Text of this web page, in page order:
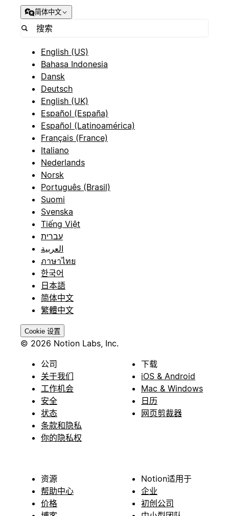
简体中文
English (US)
Bahasa Indonesia
Dansk
Deutsch
English (UK)
Español (España)
Español (Latinoamérica)
Français (France)
Italiano
Nederlands
Norsk
Português (Brasil)
Suomi
Svenska
Tiếng Việt
עברית
العربية
ภาษาไทย
한국어
日本語
简体中文
繁體中文
Cookie 设置
© 2026 Notion Labs, Inc.
公司
关于我们
工作机会
安全
状态
条款和隐私
你的隐私权
下载
iOS & Android
Mac & Windows
日历
网页剪裁器
资源
帮助中心
价格
Notion适用于
企业
初创公司